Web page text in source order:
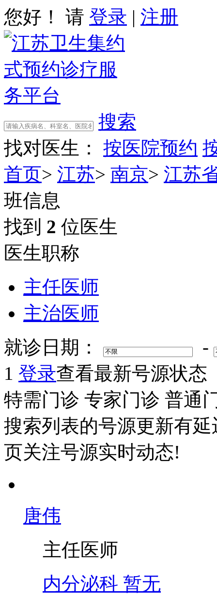
您好！ 请 登录 | 注册
搜索
找对医生：
按医院预约
首页> 江苏> 南京> 江苏
班信息
找到 2 位医生
医生职称
主任医师
主治医师
就诊日期：
-
1 登录查看最新号源状态
特需门诊 专家门诊 普通
搜索列表的号源更新有
页关注号源实时动态!
唐伟
主任医师
内分泌科 暂无